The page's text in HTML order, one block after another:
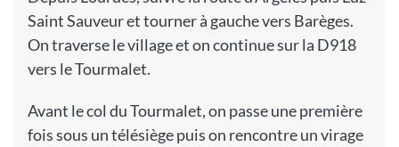
Saint Sauveur et tourner à gauche vers Barèges.
On traverse le village et on continue sur la D918
vers le Tourmalet.
Avant le col du Tourmalet, on passe une première
fois sous un télésiège puis on rencontre un virage